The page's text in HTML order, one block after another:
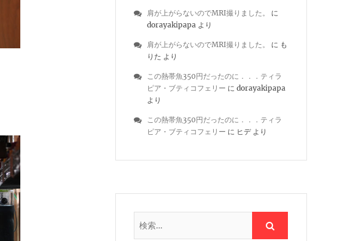
肩が上がらないのでMRI撮りました。
に
dorayakipapa より
肩が上がらないのでMRI撮りました。 に も
りた より
この熱帯魚350円だったのに．．．ティラ
ピア・ブティコフェリー に dorayakipapa
より
この熱帯魚350円だったのに．．．ティラ
ピア・ブティコフェリー に ヒデより